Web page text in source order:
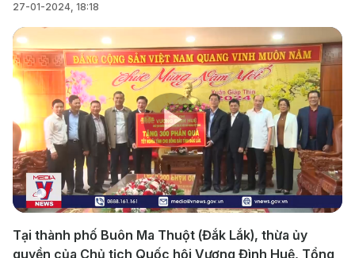
27-01-2024, 18:18
Play
Video
Tại thành phố Buôn Ma Thuột (Đắk Lắk), thừa ủy
quyền của Chủ tịch Quốc hội Vương Đình Huệ, Tổng